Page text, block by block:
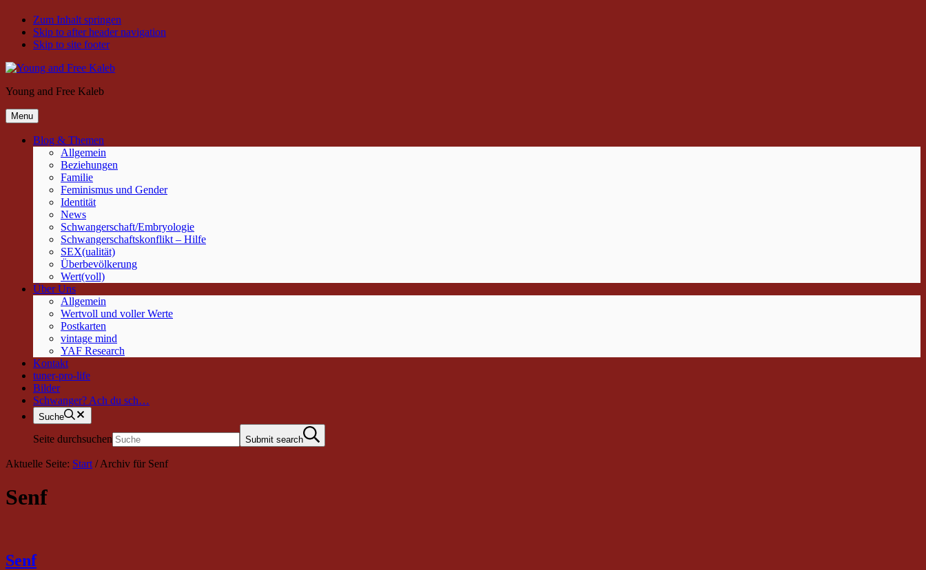
Zum Inhalt springen
Skip to after header navigation
Skip to site footer
Young and Free Kaleb
Menu
Blog & Themen
Allgemein
Beziehungen
Familie
Feminismus und Gender
Identität
News
Schwangerschaft/Embryologie
Schwangerschaftskonflikt – Hilfe
SEX(ualität)
Überbevölkerung
Wert(voll)
Über Uns
Allgemein
Wertvoll und voller Werte
Postkarten
vintage mind
YAF Research
Kontakt
tuner-pro-life
Bilder
Schwanger? Ach du sch…
Suche
Seite durchsuchen Submit search
Aktuelle Seite: Start /Archiv für Senf
Senf
Senf